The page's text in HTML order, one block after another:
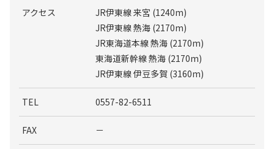
アクセス
JR伊東線 来宮 (1240m)
JR伊東線 熱海 (2170m)
JR東海道本線 熱海 (2170m)
東海道新幹線 熱海 (2170m)
JR伊東線 伊豆多賀 (3160m)
TEL 0557-82-6511
FAX －